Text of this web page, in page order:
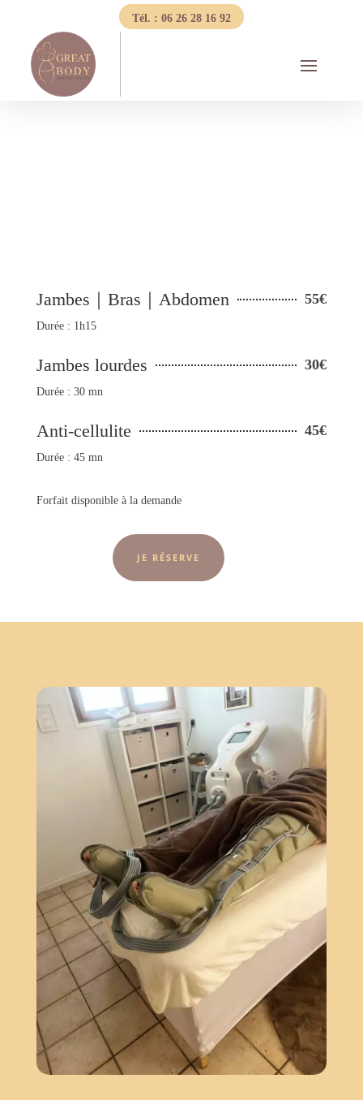
Tél. : 06 26 28 16 92
Jambes｜Bras｜Abdomen 55€
Durée : 1h15
Jambes lourdes 30€
Durée : 30 mn
Anti-cellulite 45€
Durée : 45 mn
Forfait disponible à la demande
JE RÉSERVE